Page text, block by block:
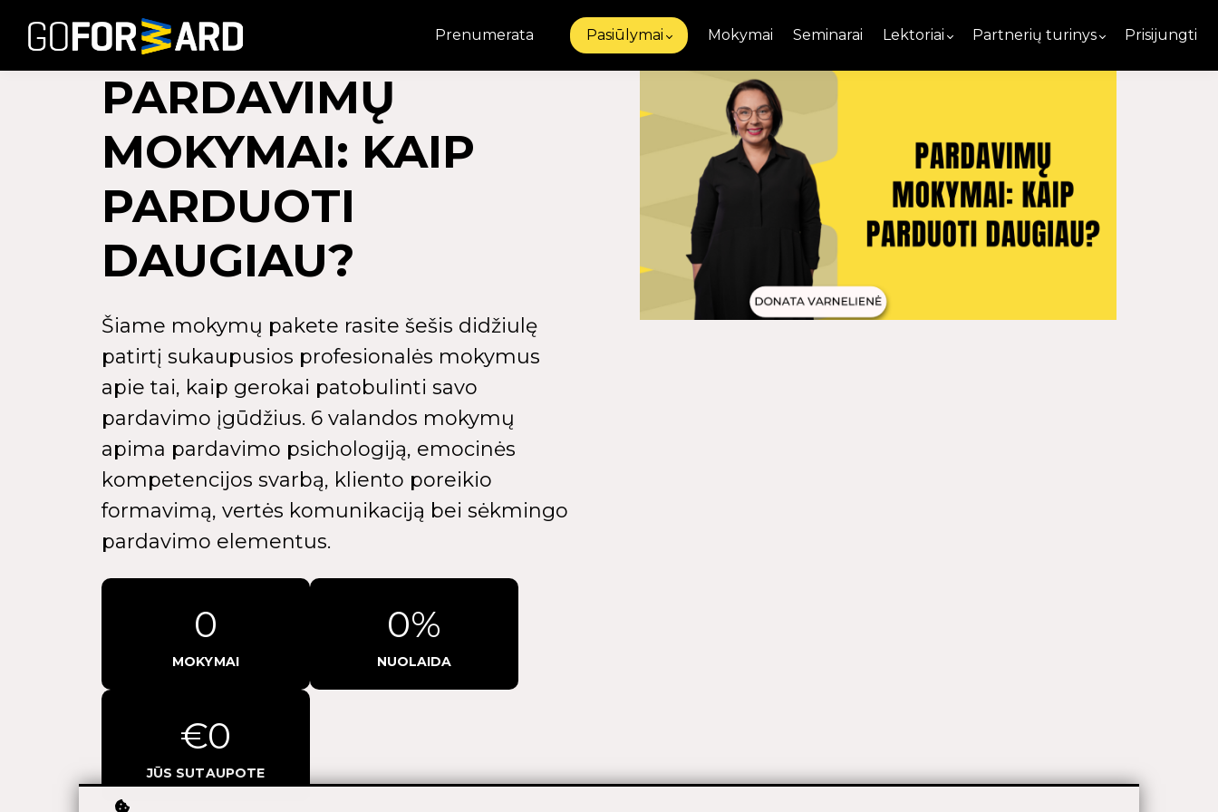
Prenumerata Pasiūlymai Mokymai Seminarai Lektoriai Partnerių turinys Prisijungti
PARDAVIMŲ
MOKYMAI: KAIP
PARDUOTI
DAUGIAU?
Šiame mokymų pakete rasite šešis didžiulę
patirtį sukaupusios profesionalės mokymus
apie tai, kaip gerokai patobulinti savo
pardavimo įgūdžius. 6 valandos mokymų
apima pardavimo psichologiją, emocinės
kompetencijos svarbą, kliento poreikio
formavimą, vertės komunikaciją bei sėkmingo
pardavimo elementus.
0
MOKYMAI
0%
NUOLAIDA
€0
JŪS SUTAUPOTE